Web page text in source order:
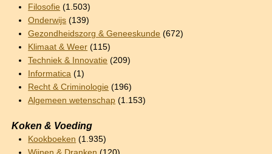
Filosofie (1.503)
Onderwijs (139)
Gezondheidszorg & Geneeskunde (672)
Klimaat & Weer (115)
Techniek & Innovatie (209)
Informatica (1)
Recht & Criminologie (196)
Algemeen wetenschap (1.153)
Koken & Voeding
Kookboeken (1.935)